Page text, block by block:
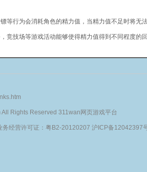
行为会消耗角色的精力值，当精力值不足时将无
技场等游戏活动能够使得精力值得到不同程度的
Rights Reserved 311wan网页游戏平台
务经营许可证：粤B2-20120207 沪ICP备12042397